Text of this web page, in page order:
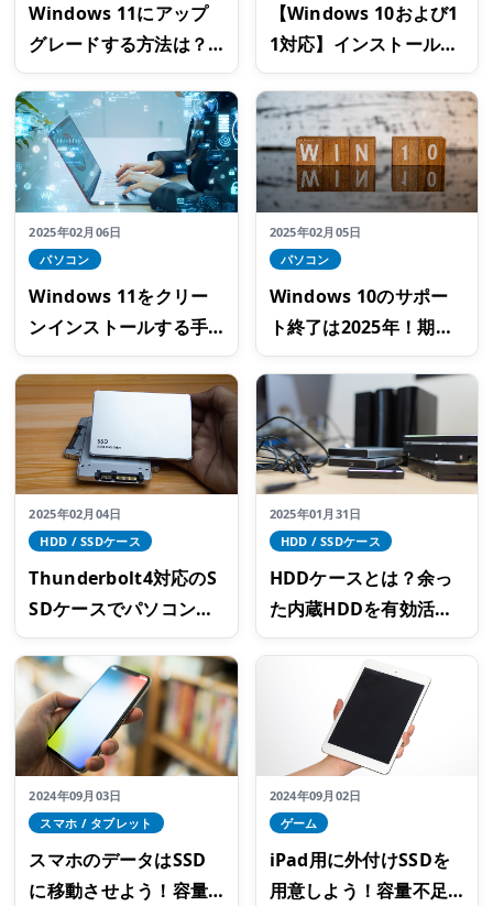
Windows 11にアップ
グレードする方法は？
システム要件と注意点
を確認しておこう
【Windows 10および1
1対応】インストールメ
ディアの作成手順と注
意点
2025年02月06日
パソコン
Windows 11をクリー
ンインストールする手
順。正しいやり方でデ
ータの消失を防ごう
2025年02月05日
パソコン
Windows 10のサポー
ト終了は2025年！期限
までに準備を済ませよ
う
2025年02月04日
HDD / SSDケース
Thunderbolt4対応のS
SDケースでパソコンの
ストレージを増設しよ
う！使用上の注意点
は？
2025年01月31日
HDD / SSDケース
HDDケースとは？余っ
た内蔵HDDを有効活用
したい時におすすめ！
2024年09月03日
スマホ / タブレット
スマホのデータはSSD
に移動させよう！容量
2024年09月02日
ゲーム
iPad用に外付けSSDを
用意しよう！容量不足